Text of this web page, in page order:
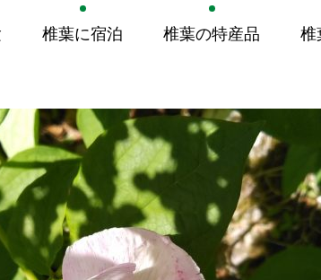
椎葉に宿泊 椎葉の特産品 椎